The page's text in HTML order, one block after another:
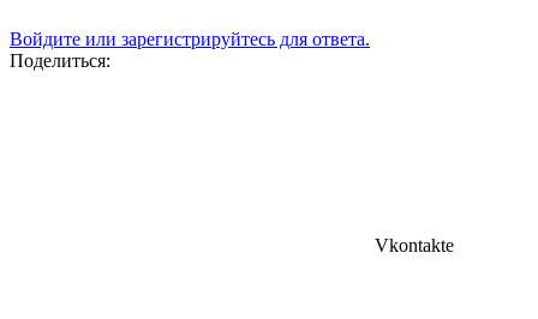
Войдите или зарегистрируйтесь для ответа.
Поделиться:
Vkontakte